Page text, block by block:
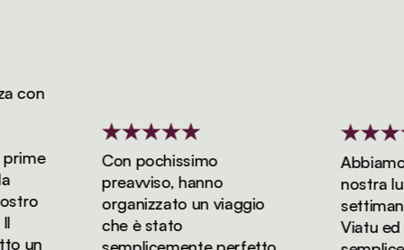
Con pochissimo
preavviso, hanno
organizzato un viaggio
che è stato
Abbiamo
nostra
settimane
Viatu ed è